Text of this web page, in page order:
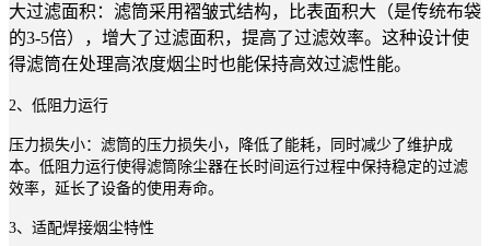
大过滤面积：滤筒采用褶皱式结构，比表面积大（是传统布袋
的3-5倍），增大了过滤面积，提高了过滤效率。这种设计使
得滤筒在处理高浓度烟尘时也能保持高效过滤性能。
2、低阻力运行
压力损失小：滤筒的压力损失小，降低了能耗，同时减少了维护成
本。低阻力运行使得滤筒除尘器在长时间运行过程中保持稳定的过滤
效率，延长了设备的使用寿命。
3、适配焊接烟尘特性